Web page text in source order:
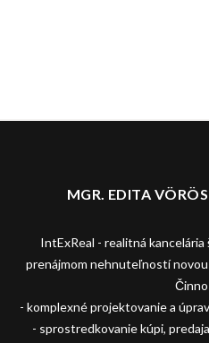
MGR. EDITA
IntExReal - realitná kancelária
prenájmom nehnuteľností
- komplexné projektovanie a
- sprostredkovanie kúpi,